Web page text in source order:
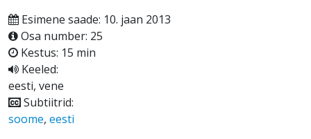
Esimene saade: 10. jaan 2013
Osa number: 25
Kestus: 15 min
Keeled:
eesti, vene
Subtiitrid:
soome, eesti